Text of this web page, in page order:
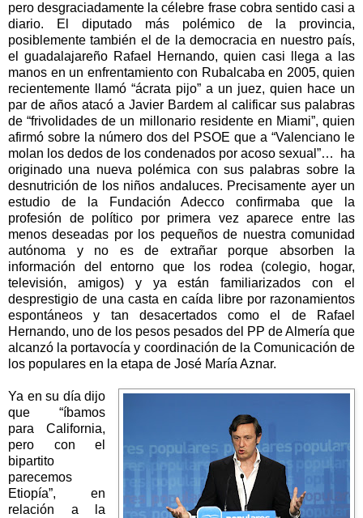
pero desgraciadamente la célebre frase cobra sentido casi a
diario. El diputado más polémico de la provincia,
posiblemente también el de la democracia en nuestro país,
el guadalajareño Rafael Hernando, quien casi llega a las
manos en un enfrentamiento con Rubalcaba en 2005, quien
recientemente llamó “ácrata pijo” a un juez, quien hace un
par de años atacó a Javier Bardem al calificar sus palabras
de “frivolidades de un millonario residente en Miami”, quien
afirmó sobre la número dos del PSOE que a “Valenciano le
molan los dedos de los condenados por acoso sexual”… ha
originado una nueva polémica con sus palabras sobre la
desnutrición de los niños andaluces. Precisamente ayer un
estudio de
la Fundación Adecco confirmaba que la
profesión de político por primera vez aparece entre las
menos deseadas por los pequeños de nuestra comunidad
autónoma y no es de extrañar porque absorben la
información del entorno que los rodea (colegio, hogar,
televisión, amigos) y ya están familiarizados con el
desprestigio de una casta en caída libre por razonamientos
espontáneos y tan desacertados como el de Rafael
Hernando, uno de los pesos pesados del PP de Almería que
alcanzó la portavocía y coordinación de la Comunicación de
los populares en la etapa de José María Aznar.
Ya en su día dijo
que “íbamos
para California,
pero con el
bipartito
parecemos
Etiopía”, en
relación a la